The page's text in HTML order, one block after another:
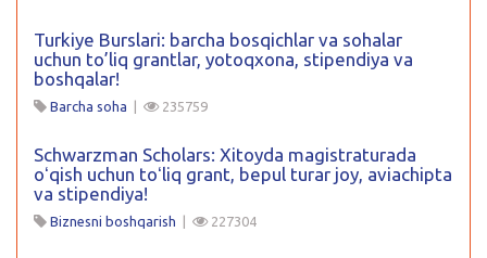
Turkiye Burslari: barcha bosqichlar va sohalar
uchun to’liq grantlar, yotoqxona, stipendiya va
boshqalar!
Barcha soha | 235759
Schwarzman Scholars: Xitoyda magistraturada
oʻqish uchun toʻliq grant, bepul turar joy, aviachipta
va stipendiya!
Biznesni boshqarish | 227304